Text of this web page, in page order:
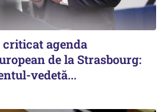
agenda
de la Strasbourg:
vedetă...